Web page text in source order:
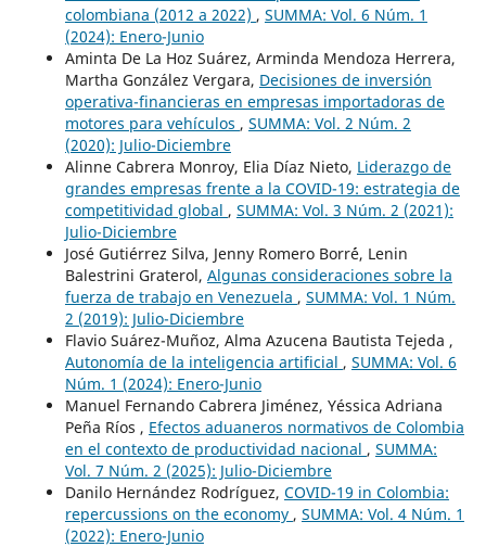
colombiana (2012 a 2022) , SUMMA: Vol. 6 Núm. 1
(2024): Enero-Junio
Aminta De La Hoz Suárez, Arminda Mendoza Herrera,
Martha González Vergara, Decisiones de inversión
operativa-financieras en empresas importadoras de
motores para vehículos , SUMMA: Vol. 2 Núm. 2
(2020): Julio-Diciembre
Alinne Cabrera Monroy, Elia Díaz Nieto, Liderazgo de
grandes empresas frente a la COVID-19: estrategia de
competitividad global , SUMMA: Vol. 3 Núm. 2 (2021):
Julio-Diciembre
José Gutiérrez Silva, Jenny Romero Borr´é, Lenin
Balestrini Graterol, Algunas consideraciones sobre la
fuerza de trabajo en Venezuela , SUMMA: Vol. 1 Núm.
2 (2019): Julio-Diciembre
Flavio Suárez-Muñoz, Alma Azucena Bautista Tejeda ,
Autonomía de la inteligencia artificial , SUMMA: Vol. 6
Núm. 1 (2024): Enero-Junio
Manuel Fernando Cabrera Jiménez, Yéssica Adriana
Peña Ríos , Efectos aduaneros normativos de Colombia
en el contexto de productividad nacional , SUMMA:
Vol. 7 Núm. 2 (2025): Julio-Diciembre
Danilo Hernández Rodríguez, COVID-19 in Colombia:
repercussions on the economy , SUMMA: Vol. 4 Núm. 1
(2022): Enero-Junio